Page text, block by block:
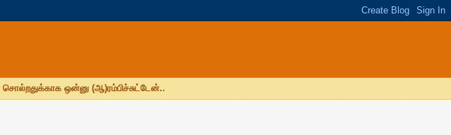
சொல்றதுக்காக ஒன்னு (ஆ)ரம்பிச்சுட்டேன்..